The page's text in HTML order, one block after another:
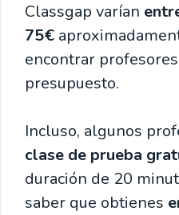
Classgap varían
75€
encontrar
presupuesto.
Incluso, algunos
clase de prueba
duración de 20
saber que obtienes